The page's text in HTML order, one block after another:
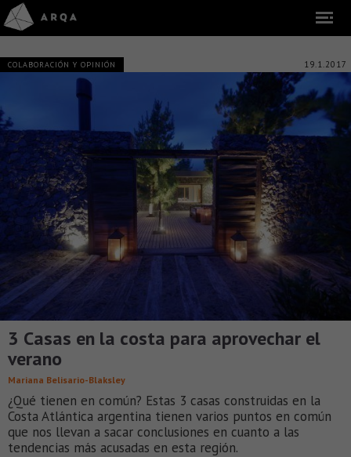
COLABORACIÓN Y OPINIÓN 19.1.2017
3 Casas en la costa para aprovechar el
verano
Mariana Belisario-Blaksley
¿Qué tienen en común? Estas 3 casas construidas en la
Costa Atlántica argentina tienen varios puntos en común
que nos llevan a sacar conclusiones en cuanto a las
tendencias más acusadas en esta región.